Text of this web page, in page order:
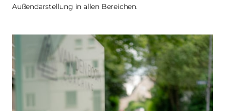
Außendarstellung in allen Bereichen.